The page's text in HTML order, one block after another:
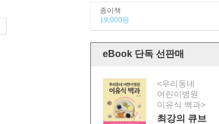
종이책
19,000원
eBook 단독 선판매
<우리동네
어린이병원
이유식 백과>
최강의 큐브